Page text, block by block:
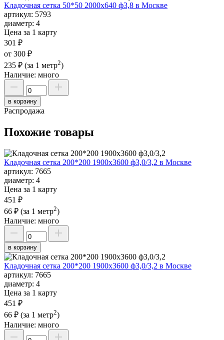
Кладочная сетка 50*50 2000х640 ф3,8 в Москве
артикул: 5793
диаметр: 4
Цена за 1 карту
301 ₽
от 300 ₽
235 ₽ (за 1 метр2)
Наличие: много
в корзину
Распродажа
Похожие товары
Кладочная сетка 200*200 1900х3600 ф3,0/3,2 в Москве
артикул: 7665
диаметр: 4
Цена за 1 карту
451 ₽
66 ₽ (за 1 метр2)
Наличие: много
в корзину
Кладочная сетка 200*200 1900х3600 ф3,0/3,2 в Москве
артикул: 7665
диаметр: 4
Цена за 1 карту
451 ₽
66 ₽ (за 1 метр2)
Наличие: много